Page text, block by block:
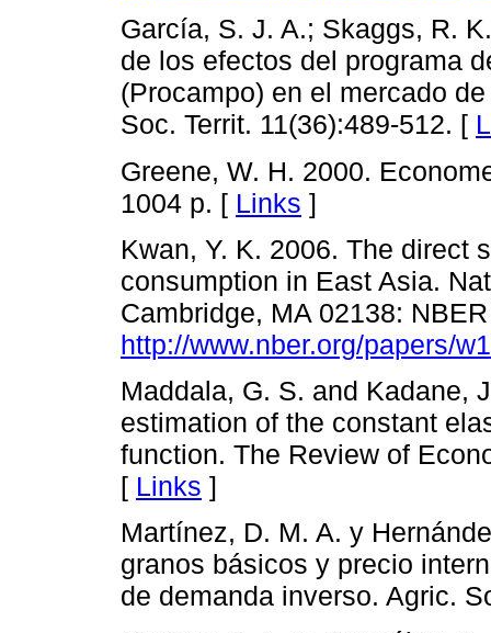
García, S. J. A.; Skaggs, R.
de los efectos del programa
(Procampo) en el mercado
Soc. Territ. 11(36):489-512. [
Greene, W. H. 2000.
1004 p. [ Links ]
Kwan, Y. K. 2006. The direct
consumption in East Asia.
Cambridge, MA 02138:
http://www.nber.org/papers/
Maddala, G. S. and Kadane,
estimation of the constant
function. The Review of
[ Links ]
Martínez, D. M. A. y
granos básicos y precio
de demanda inverso. Agric.